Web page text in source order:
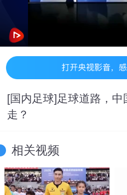
[国内足球]足球道路，中
走？
相关视频